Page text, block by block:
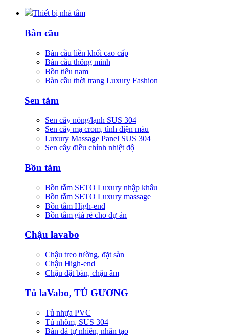
Thiết bị nhà tắm
Bàn cầu
Bàn cầu liền khối cao cấp
Bàn cầu thông minh
Bồn tiểu nam
Bàn cầu thời trang Luxury Fashion
Sen tắm
Sen cây nóng/lạnh SUS 304
Sen cây mạ crom, tĩnh điện màu
Luxury Massage Panel SUS 304
Sen cây điều chỉnh nhiệt độ
Bồn tắm
Bồn tắm SETO Luxury nhập khẩu
Bồn tắm SETO Luxury massage
Bồn tắm High-end
Bồn tắm giá rẻ cho dự án
Chậu lavabo
Chậu treo tường, đặt sàn
Chậu High-end
Chậu đặt bàn, chậu âm
Tủ laVabo, TỦ GƯƠNG
Tủ nhựa PVC
Tủ nhôm, SUS 304
Bàn đá tự nhiên, nhân tạo